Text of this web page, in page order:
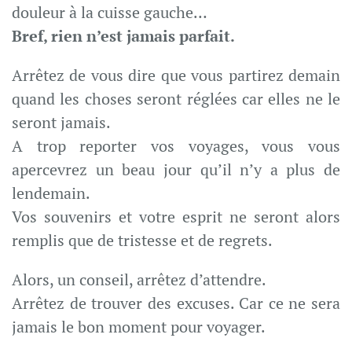
douleur à la cuisse gauche…
Bref, rien n’est jamais parfait.
Arrêtez de vous dire que vous partirez demain
quand les choses seront réglées car elles ne le
seront jamais.
A trop reporter vos voyages, vous vous
apercevrez un beau jour qu’il n’y a plus de
lendemain.
Vos souvenirs et votre esprit ne seront alors
remplis que de tristesse et de regrets.
Alors, un conseil, arrêtez d’attendre.
Arrêtez de trouver des excuses. Car ce ne sera
jamais le bon moment pour voyager.